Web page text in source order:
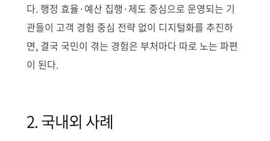
다. 행정 효율·예산 집행·제도 중심으로 운영되는 기
관들이 고객 경험 중심 전략 없이 디지털화를 추진하
면, 결국 국민이 겪는 경험은 부처마다 따로 노는 파편
이 된다.
2. 국내외 사례